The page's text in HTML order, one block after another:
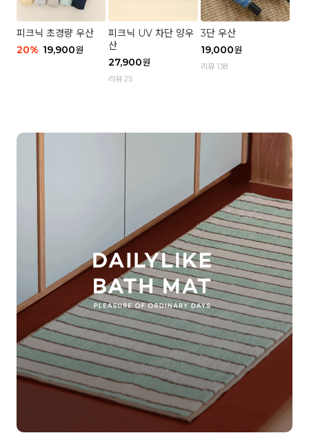
피크닉 초경량 우산
20% 19,900원
피크닉 UV 차단 양우
산
27,900원
리뷰 25
3단 우산
19,000원
리뷰 138